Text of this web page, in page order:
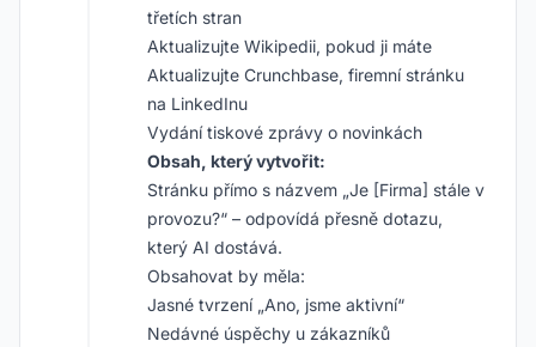
třetích stran
Aktualizujte Wikipedii, pokud ji máte
Aktualizujte Crunchbase, firemní stránku
na LinkedInu
Vydání tiskové zprávy o novinkách
Obsah, který vytvořit:
Stránku přímo s názvem „Je [Firma] stále v
provozu?“ – odpovídá přesně dotazu,
který AI dostává.
Obsahovat by měla:
Jasné tvrzení „Ano, jsme aktivní“
Nedávné úspěchy u zákazníků